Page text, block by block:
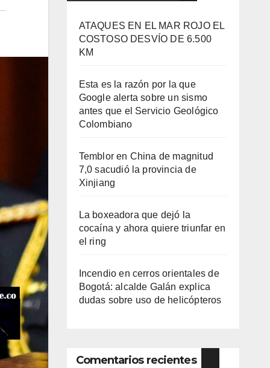
ATAQUES EN EL MAR ROJO EL
COSTOSO DESVÍO DE 6.500
KM
Esta es la razón por la que
Google alerta sobre un sismo
antes que el Servicio Geológico
Colombiano
Temblor en China de magnitud
7,0 sacudió la provincia de
Xinjiang
La boxeadora que dejó la
cocaína y ahora quiere triunfar en
el ring​
Incendio en cerros orientales de
Bogotá: alcalde Galán explica
dudas sobre uso de helicópteros
Comentarios recientes